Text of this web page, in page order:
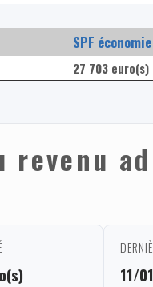
SPF
27 703 euro(s)
revenu
11/